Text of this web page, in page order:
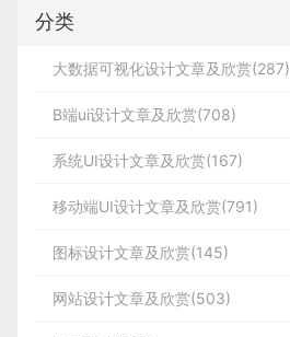
分类
大数据可视化设计文章及欣赏(287)
B端ui设计文章及欣赏(708)
系统UI设计文章及欣赏(167)
移动端UI设计文章及欣赏(791)
图标设计文章及欣赏(145)
网站设计文章及欣赏(503)